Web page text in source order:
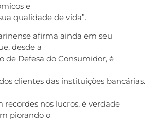
e
qualidade de vida”.
afirma ainda em seu
desde a
de Defesa do Consumidor, é
clientes das instituições bancárias.
recordes nos lucros, é verdade
piorando o